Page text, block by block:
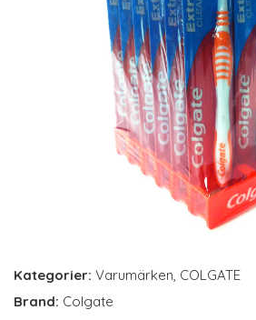
Kategorier: Varumärken, COLGATE
Brand: Colgate